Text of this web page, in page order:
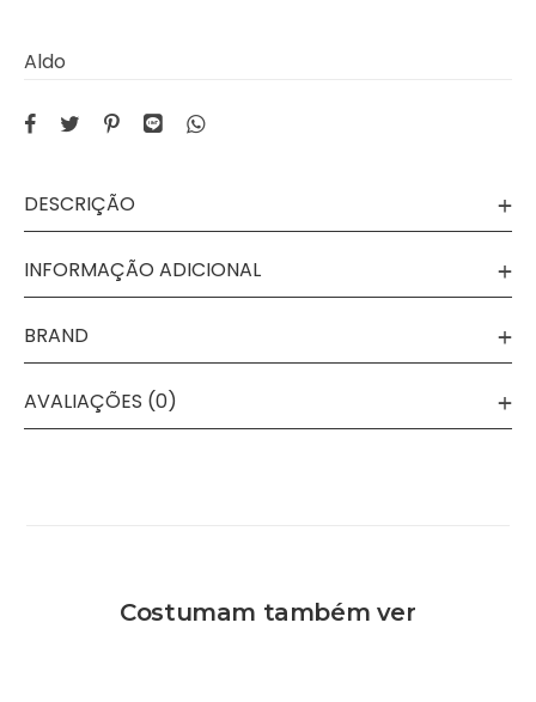
Aldo
DESCRIÇÃO
INFORMAÇÃO ADICIONAL
BRAND
AVALIAÇÕES (0)
Costumam também ver